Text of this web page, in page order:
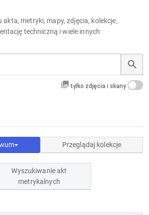
akta, metryki, mapy, zdjęcia, kolekcje,
techniczną i wiele innych
tylko zdjęcia i skany
Przeglądaj kolekcje
Wyszukiwanie akt
metrykalnych